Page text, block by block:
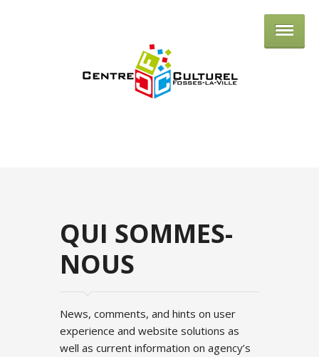
Centre culturel de Fosses-la-Ville
QUI SOMMES-
NOUS
News, comments, and hints on user
experience and website solutions as
well as current information on agency’s